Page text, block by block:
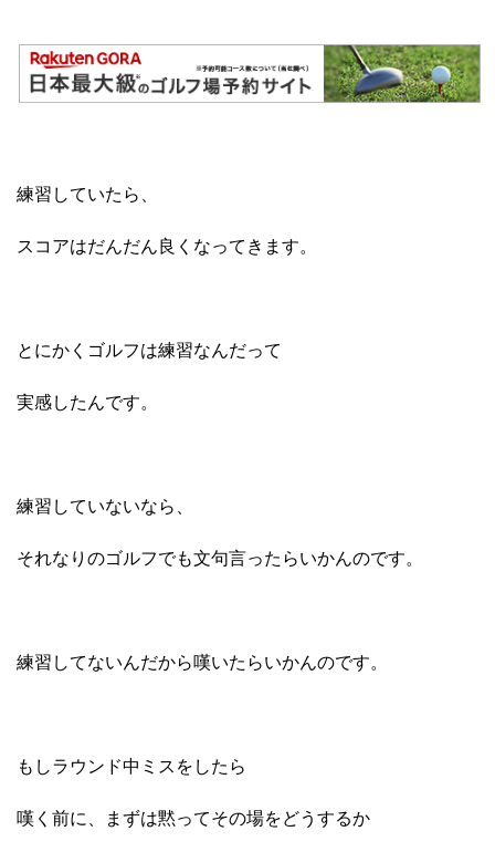
練習していたら、
スコアはだんだん良くなってきます。
とにかくゴルフは練習なんだって
実感したんです。
練習していないなら、
それなりのゴルフでも文句言ったらいかんのです。
練習してないんだから嘆いたらいかんのです。
もしラウンド中ミスをしたら
嘆く前に、まずは黙ってその場をどうするか